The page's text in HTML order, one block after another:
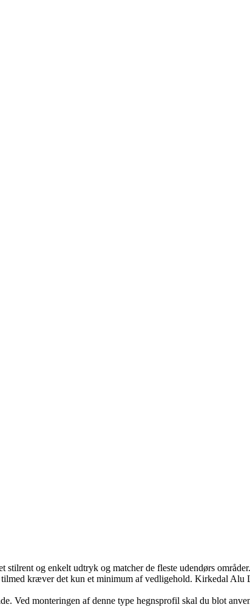
og enkelt udtryk og matcher de fleste udendørs
kræver det kun et minimum af vedligehold. Kirkedal Alu
Ved monteringen af denne type hegnsprofil skal du blot